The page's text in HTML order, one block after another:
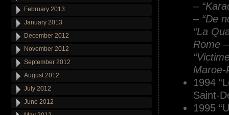
–
– “De
“La
Rome
Maroe-
1994
Saint-
1995
February 2013
January 2013
December 2012
November 2012
September 2012
August 2012
July 2012
June 2012